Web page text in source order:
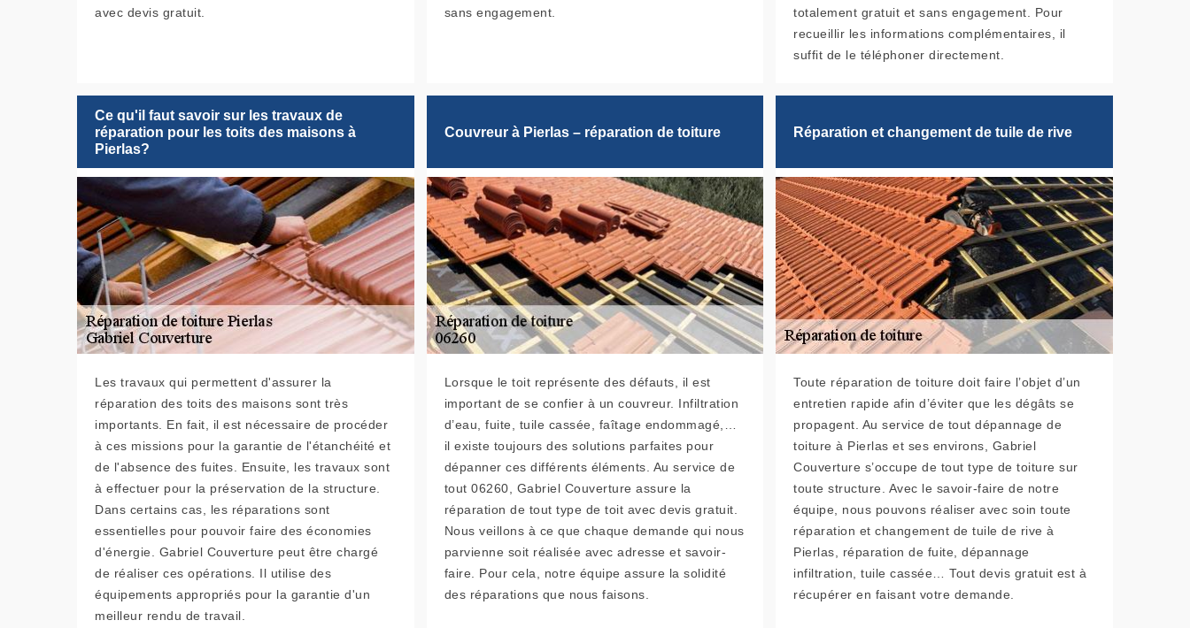
avec devis gratuit.
sans engagement.
totalement gratuit et sans engagement. Pour
recueillir les informations complémentaires, il
suffit de le téléphoner directement.
Ce qu'il faut savoir sur les travaux de
réparation pour les toits des maisons à
Pierlas?
Les travaux qui permettent d'assurer la
réparation des toits des maisons sont très
importants. En fait, il est nécessaire de procéder
à ces missions pour la garantie de l'étanchéité et
de l'absence des fuites. Ensuite, les travaux sont
à effectuer pour la préservation de la structure.
Dans certains cas, les réparations sont
essentielles pour pouvoir faire des économies
d'énergie. Gabriel Couverture peut être chargé
de réaliser ces opérations. Il utilise des
équipements appropriés pour la garantie d'un
meilleur rendu de travail.
Couvreur à Pierlas – réparation de toiture
Lorsque le toit représente des défauts, il est
important de se confier à un couvreur. Infiltration
d’eau, fuite, tuile cassée, faîtage endommagé,…
il existe toujours des solutions parfaites pour
dépanner ces différents éléments. Au service de
tout 06260, Gabriel Couverture assure la
réparation de tout type de toit avec devis gratuit.
Nous veillons à ce que chaque demande qui nous
parvienne soit réalisée avec adresse et savoir-
faire. Pour cela, notre équipe assure la solidité
des réparations que nous faisons.
Réparation et changement de tuile de rive
Toute réparation de toiture doit faire l’objet d’un
entretien rapide afin d’éviter que les dégâts se
propagent. Au service de tout dépannage de
toiture à Pierlas et ses environs, Gabriel
Couverture s’occupe de tout type de toiture sur
toute structure. Avec le savoir-faire de notre
équipe, nous pouvons réaliser avec soin toute
réparation et changement de tuile de rive à
Pierlas, réparation de fuite, dépannage
infiltration, tuile cassée… Tout devis gratuit est à
récupérer en faisant votre demande.